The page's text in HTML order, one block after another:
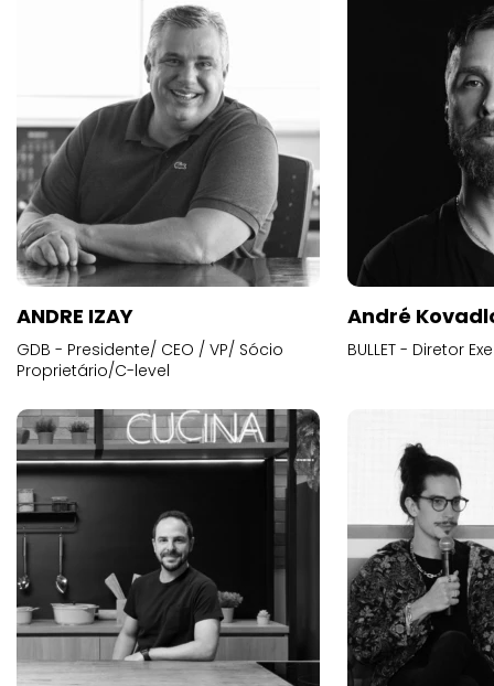
ANDRE IZAY
GDB - Presidente/ CEO / VP/ Sócio
Proprietário/C-level
André
BULLET - Diretor